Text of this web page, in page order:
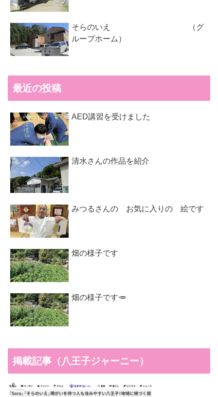
そらのいえ （グ
ループホーム）
最近の投稿
AED講習を受けました
清水さんの作品を紹介
みつるさんの お気に入りの 絵です
畑の様子です
畑の様子です🥕
掲載記事（八王子ジャーニー）